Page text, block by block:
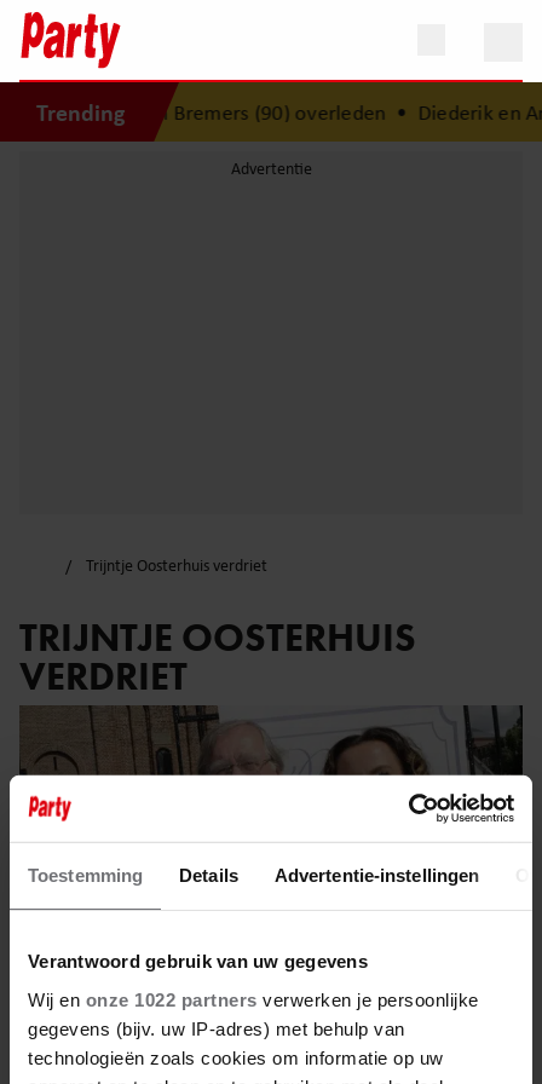
Toestemming Details Advertentie-instellingen
Verantwoord gebruik van uw gegevens
Wij en onze 1022 partners verwerken je persoonlijke
gegevens (bijv. uw IP-adres) met behulp van
technologieën zoals cookies om informatie op uw
TrendingJean Bremers (90) overleden•Diederik en
Trijntje Oosterhuis verdriet
TRIJNTJE OOSTERHUIS
VERDRIET